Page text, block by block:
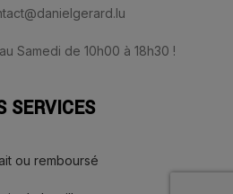
Samedi de 10h00 à 18h30 !
SERVICES
ou remboursé